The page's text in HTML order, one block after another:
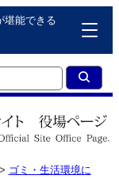
堪能できる
> ゴミ・生活環境に